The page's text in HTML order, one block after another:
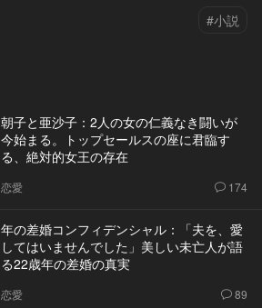
#小説
朝子と亜沙子：2人の女の仁義なき闘いが
今始まる。トップセールスの座に君臨す
る、絶対的女王の存在
恋愛 174
年の差婚コンフィデンシャル：「夫を、愛
してはいませんでした」美しい未亡人が語
る22歳年の差婚の真実
恋愛 89